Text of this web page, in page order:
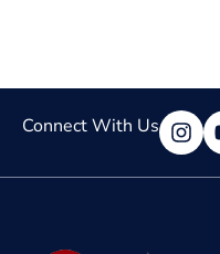
Connect With Us